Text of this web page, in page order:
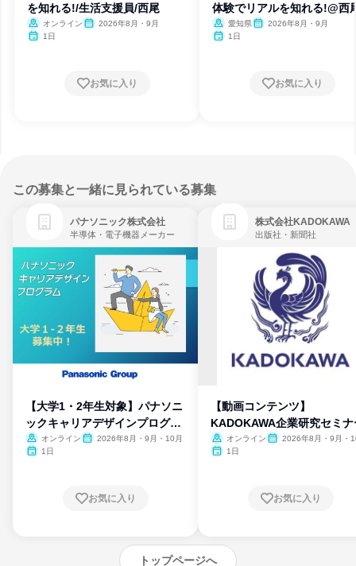
を知れる!/生活支援員/西尾
オンライン
2026年8月・9月
1日
お気に入り
体験でリアルを知れる!@西
愛知県
2026年8月・9月
1日
お気に入り
この募集と一緒に見られている募集
パナソニック株式会社
半導体・電子機器メーカー
【大学1・2年生対象】パナソニ
ックキャリアデザインプログラ
ム
オンライン
2026年8月・9月・10月
1日
お気に入り
株式会社KADOKAWA
出版社・新聞社
【動画コンテンツ】
KADOKAWA企業研究セミナ
オンライン
2026年8月・9月・
1日
お気に入り
トップページへ